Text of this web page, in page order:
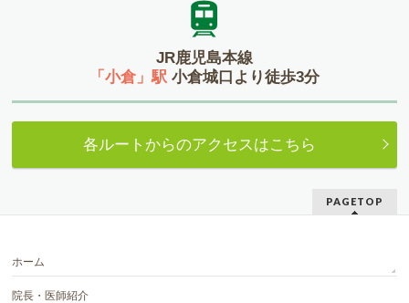
JR鹿児島本線
「小倉」駅 小倉城口より徒歩3分
各ルートからのアクセスはこちら
PAGETOP
ホーム
院長・医師紹介